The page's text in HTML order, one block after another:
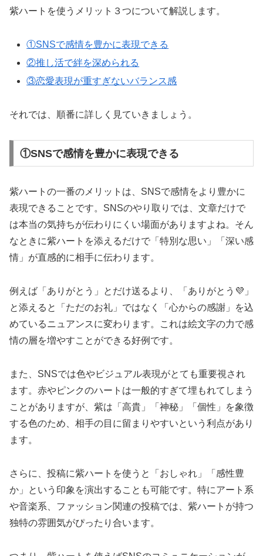
紫ハートを使うメリット３つについて解説します。
①SNSで感情を豊かに表現できる
②推し活で絆を深められる
③恋愛表現が重すぎないバランス感
それでは、順番に詳しく見ていきましょう。
①SNSで感情を豊かに表現できる
紫ハートの一番のメリットは、SNSで感情をより豊かに
表現できることです。SNSのやり取りでは、文章だけで
は本当の気持ちが伝わりにくい場面がありますよね。そん
なときに紫ハートを添えるだけで「特別な思い」「深い感
情」が直感的に相手に伝わります。
例えば「ありがとう」とだけ送るより、「ありがとう💜」
と添えると「ただのお礼」ではなく「心からの感謝」を込
めているニュアンスに変わります。これは絵文字の力で感
情の層を増やすことができる好例です。
また、SNSでは色やビジュアル表現がとても重要視され
ます。赤やピンクのハートは一般的すぎて埋もれてしまう
ことがありますが、紫は「高貴」「神秘」「個性」を象徴
する色のため、相手の目に留まりやすいという利点があり
ます。
さらに、投稿に紫ハートを使うと「おしゃれ」「感性豊
か」という印象を演出することも可能です。特にアート系
や音楽系、ファッション関連の投稿では、紫ハートが持つ
独特の雰囲気がぴったり合います。